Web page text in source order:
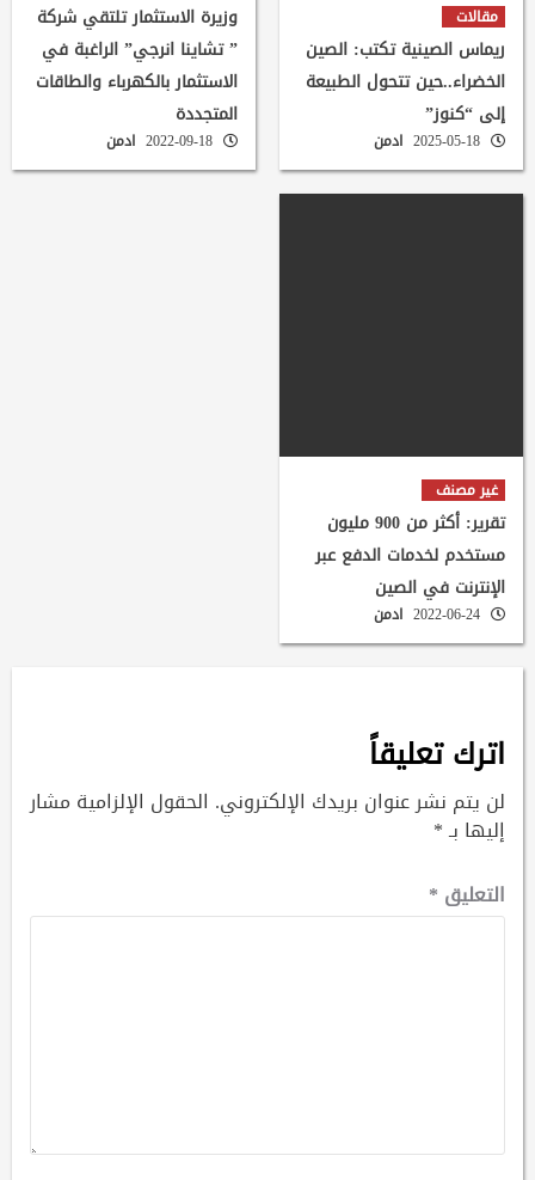
مقالات
ريماس الصينية تكتب: الصين
الخضراء..حين تتحول الطبيعة
إلى “كنوز”
ادمن
وزيرة الاستثمار تلتقي شركة
” تشاينا انرجي” الراغبة في
الاستثمار بالكهرباء والطاقات
المتجددة
ادمن
غير مصنف
تقرير: أكثر من 900 مليون
مستخدم لخدمات الدفع عبر
الإنترنت في الصين
ادمن
اترك تعليقاً
لن يتم نشر عنوان بريدك الإلكتروني. الحقول الإلزامية مشار
إليها بـ*
التعليق *